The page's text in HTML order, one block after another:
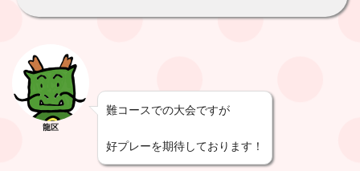
龍区
難コースでの大会ですが
好プレーを期待しております！